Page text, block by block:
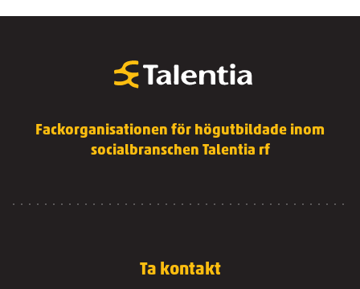
Fackorganisationen för högutbildade inom
socialbranschen Talentia rf
Ta kontakt